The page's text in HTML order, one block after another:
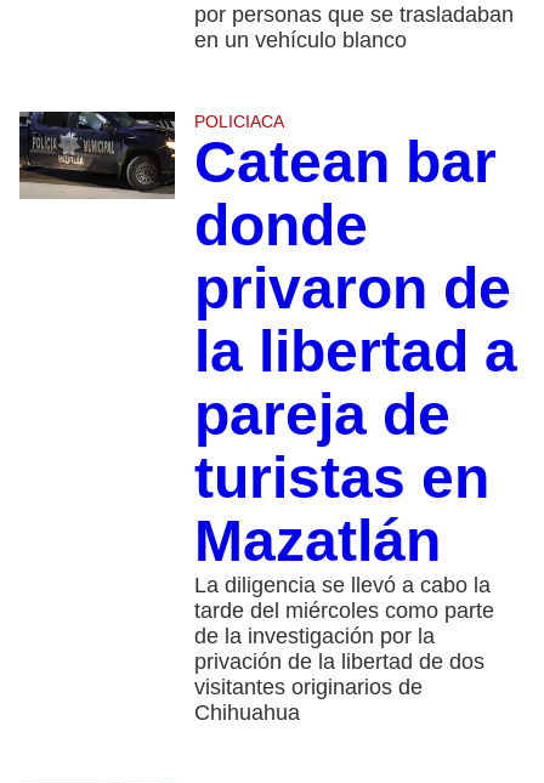
por personas que se trasladaban
en un vehículo blanco
POLICIACA
Catean bar
donde
privaron de
la libertad a
pareja de
turistas en
Mazatlán
La diligencia se llevó a cabo la
tarde del miércoles como parte
de la investigación por la
privación de la libertad de dos
visitantes originarios de
Chihuahua